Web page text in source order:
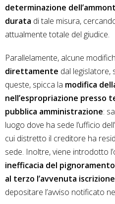
determinazione
durata di tale misura,
attualmente totale del giudice.
Parallelamente, alcune
direttamente dal legislatore,
queste, spicca la modifica
nell’espropriazione presso
pubblica amministrazione:
luogo dove ha sede l’ufficio dell’
cui distretto il creditore ha
sede. Inoltre, viene introdotto
inefficacia del pignoramento
al terzo l’avvenuta
depositare l’avviso notificato